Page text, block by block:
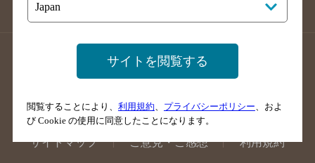
店舗登録方法のご案内
店舗情報更新方法のご案内
掲載店舗様ログイン
サイトマップ ご意見・ご感想 利用規約
サイトを閲覧する
閲覧することにより、 利用規約 プライバシーポリシー 、およ
び Cookie の使用に同意したことになります。